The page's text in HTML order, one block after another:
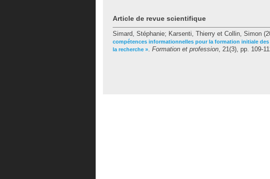
Article de revue scientifique
Simard, Stéphanie; Karsenti, Thierry et Collin, Simon
compétences informationnelles pour la formation initiale
la recherche ». Formation et profession, 21(3), pp. 109-